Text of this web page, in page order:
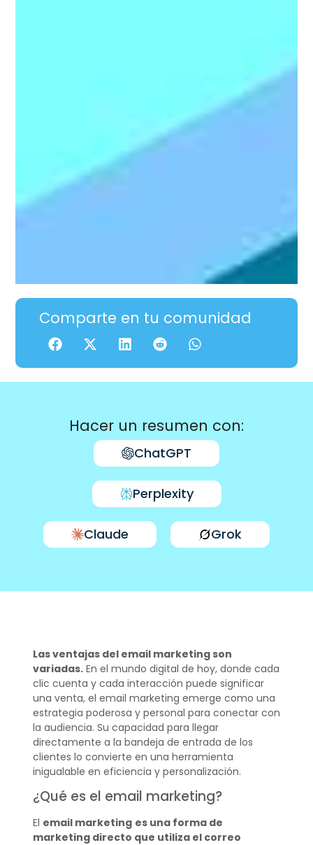
Comparte en tu comunidad
Hacer un resumen con:
ChatGPT
Perplexity
Claude Grok
Las ventajas del email marketing son
variadas.En el mundo digital de hoy, donde cada
clic cuenta y cada interacción puede significar
una venta, el email marketing emerge como una
estrategia poderosa y personal para conectar con
la audiencia. Su capacidad para llegar
directamente a la bandeja de entrada de los
clientes lo convierte en una herramienta
inigualable en eficiencia y personalización.
¿Qué es el email marketing?
El email marketing es una forma de
marketing directo que utiliza el correo